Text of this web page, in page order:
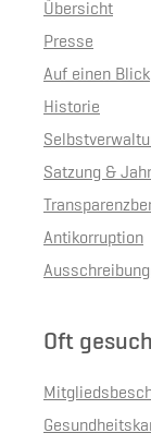
Übersicht
Presse
Auf einen Blick
Historie
Satzung &
Antikorruption
Oft